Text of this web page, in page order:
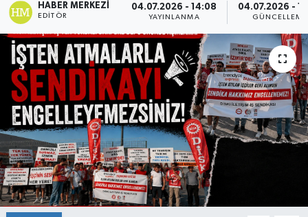
HABER MERKEZI
EDITÖR
04.07.2026 - 14:08
YAYINLANMA
04.07.2026 -
GÜNCELLEME